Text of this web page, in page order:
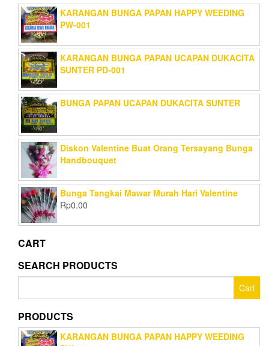
KARANGAN BUNGA PAPAN HAPPY WEEDING
PW-001
KARANGAN BUNGA PAPAN UCAPAN DUKACITA
SUNTER PD-001
BUNGA PAPAN UCAPAN DUKACITA SUNTER
Diskon Valentine Buat Orang Tersayang Bunga
Handbouquet
Bunga Tangkai Mawar Murah Hari Valentine
Rp0.00
CART
SEARCH PRODUCTS
PRODUCTS
KARANGAN BUNGA PAPAN HAPPY WEEDING